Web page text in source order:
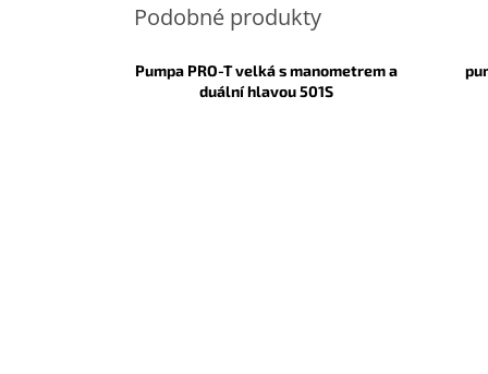
Pumpa PRO-T velká s manometrem a
duální hlavou 501S